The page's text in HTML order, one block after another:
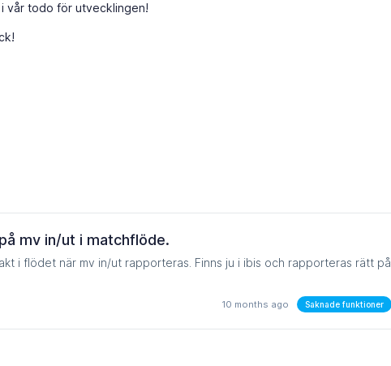
vår todo för utvecklingen!
mv in/ut i matchflöde.
i flödet när mv in/ut rapporteras. Finns ju i ibis och rapporteras rätt på
10 months ago Saknade funktioner